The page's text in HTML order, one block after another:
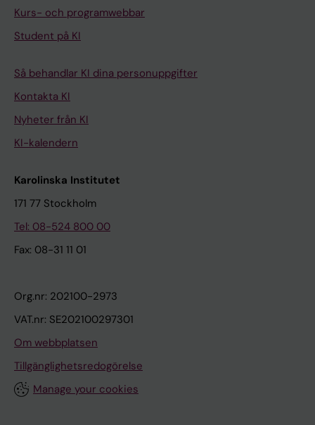
Kurs- och programwebbar
Student på KI
Så behandlar KI dina personuppgifter
Kontakta KI
Nyheter från KI
KI-kalendern
Karolinska Institutet
171 77 Stockholm
Tel: 08-524 800 00
Fax: 08-31 11 01
Org.nr: 202100-2973
VAT.nr: SE202100297301
Om webbplatsen
Tillgänglighetsredogörelse
Manage your cookies